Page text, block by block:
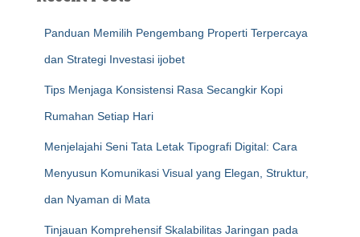
Panduan Memilih Pengembang Properti Terpercaya
dan Strategi Investasi ijobet
Tips Menjaga Konsistensi Rasa Secangkir Kopi
Rumahan Setiap Hari
Menjelajahi Seni Tata Letak Tipografi Digital: Cara
Menyusun Komunikasi Visual yang Elegan, Struktur,
dan Nyaman di Mata
Tinjauan Komprehensif Skalabilitas Jaringan pada